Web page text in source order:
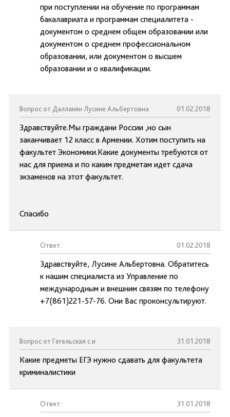
при поступлении на обучение по программам
бакалавриата и программам специалитета -
документом о среднем общем образовании или
документом о среднем профессиональном
образовании, или документом о высшем
образовании и о квалификации.
Вопрос от Даллакян Лусине Альбертовна 01.02.2018
Здравствуйте.Мы граждани России ,но сын
заканчивает 12 класс в Армении. Хотим поступить на
факультет Экономики.Какие документы требуются от
нас для приема и по каким предметам идет сдача
экзаменов на этот факультет.
Спасибо
Ответ: 01.02.2018
Здравствуйте, Лусине Альбертовна. Обратитесь
к нашим специалиста из Управление по
международным и внешним связям по телефону
+7(861)221-57-76. Они Вас проконсультируют.
Вопрос от Гегельская с.и 31.01.2018
Какие предметы ЕГЭ нужно сдавать для факультета
криминалистики
Ответ: 31.01.2018